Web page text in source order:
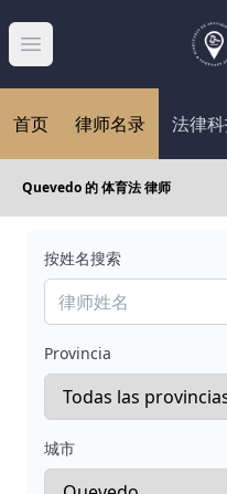
Abrir menú
首页 律师名录 法律
Quevedo 的 体育法 律师
按姓名搜索
Provincia
城市